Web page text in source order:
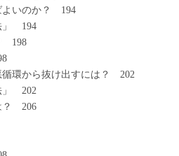
いのか？ 194
」 194
198
環から抜け出すには？ 202
」 202
？ 206